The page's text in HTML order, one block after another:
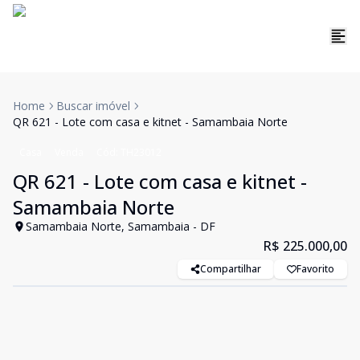
Home
Buscar imóvel
QR 621 - Lote com casa e kitnet - Samambaia Norte
QR 621 - Lote com casa e kitnet -
Samambaia Norte
Samambaia Norte, Samambaia - DF
R$ 225.000,00
Compartilhar Favorito